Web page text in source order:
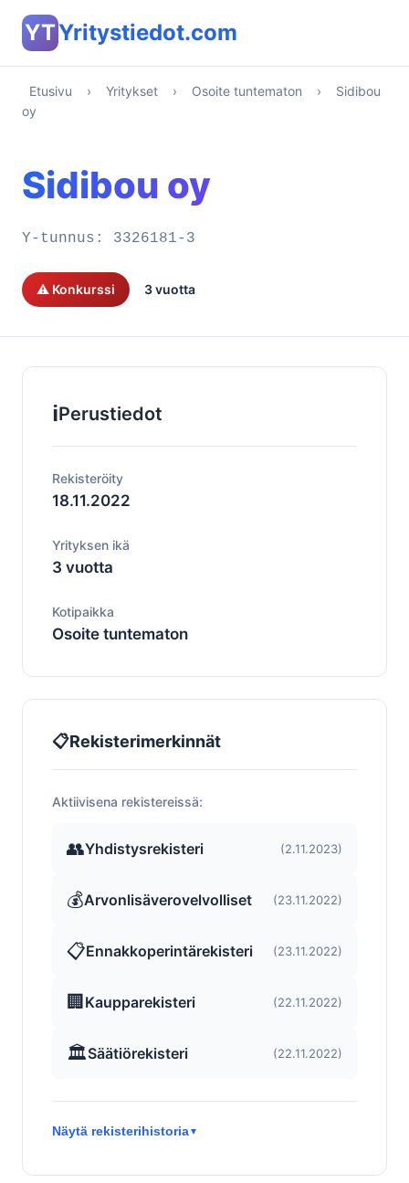
YTYritystiedot.com
Etusivu › Yritykset › Osoite tuntematon ›
Sidibou
oy
Sidibou oy
Y-tunnus: 3326181-3
⚠️ Konkurssi 3 vuotta
ℹ️Perustiedot
Rekisteröity
18.11.2022
Yrityksen ikä
3 vuotta
Kotipaikka
Osoite tuntematon
📋Rekisterimerkinnät
Aktiivisena rekistereissä:
👥Yhdistysrekisteri (2.11.2023)
💰Arvonlisäverovelvolliset (23.11.2022)
📋Ennakkoperintärekisteri (23.11.2022)
🏢 Kaupparekisteri (22.11.2022)
🏛️Säätiörekisteri (22.11.2022)
Näytä rekisterihistoria▼